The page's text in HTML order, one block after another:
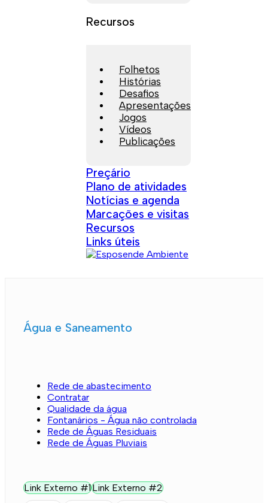
Recursos
Folhetos
Histórias
Desafios
Apresentações
Jogos
Vídeos
Publicações
Preçário
Plano de atividades
Notícias e agenda
Marcações e visitas
Recursos
Links úteis
Água e Saneamento
Rede de abastecimento
Contratar
Qualidade da água
Fontanários - Água não controlada
Rede de Águas Residuais
Rede de Águas Pluviais
Link Externo #1Link Externo #2